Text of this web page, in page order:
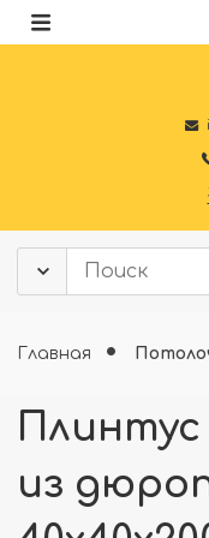
Главная
из